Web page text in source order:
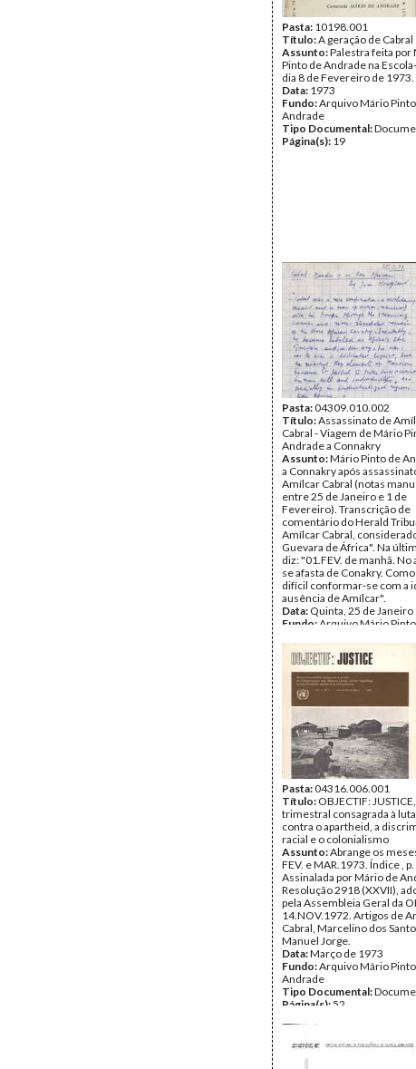
Pasta: 10198.001
Título:A geração de Cabral
Assunto:Palestra feita por
Pinto de Andrade na
dia 8 de Fevereiro de 1973.
Data: 1973
Fundo:Arquivo Mário
Andrade
Tipo Documental:
Página(s): 19
Pasta:04309.010.002
Título:Assassinato de
Cabral - Viagem de Mário
Andrade a Connakry
Assunto:Mário Pinto de
a Connakry após
Amílcar Cabral (notas
entre 25 de Janeiro e 1 de
Fevereiro). Transcrição de
comentário do Herald
Amílcar Cabral,
Guevara de África". Na
diz: "01.FEV. de manhã. No
se afasta de Conakry.
difícil conformar-se com a
ausência de Amílcar".
Data: Quinta, 25 de Janeiro
Fundo: Arquivo Mário
Tipo Documental:
Página(s):10
Pasta:04316.006.001
Título: OBJECTIF:
trimestral consagrada à
contra o apartheid, a
racial e o colonialismo
Assunto:Abrange os
FEV. e MAR.1973. Índice , p.
Assinalada por Mário de
Resolução 2918 (XXVII),
pela Assembleia Geral da
14.NOV.1972. Artigos de
Cabral, Marcelino dos
Manuel Jorge.
Data:Março de 1973
Fundo:Arquivo Mário
Andrade
Tipo Documental:
Página(s): 52